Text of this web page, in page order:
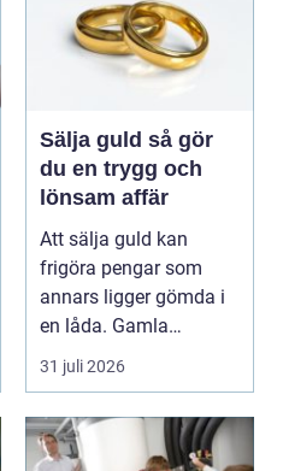
Sälja guld så gör
du en trygg och
lönsam affär
Att sälja guld kan
frigöra pengar som
annars ligger gömda i
en låda. Gamla
smycken, ärvda
föremål el...
31 juli 2026